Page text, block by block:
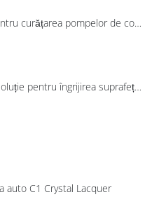
SONAX Soluție pentru curățarea pompelor de combustibil, 750 ml
SONAX XTREME Soluție pentru îngrijirea suprafețelor exterioare din plastic 250 ml
auto C1 Crystal Lacquer